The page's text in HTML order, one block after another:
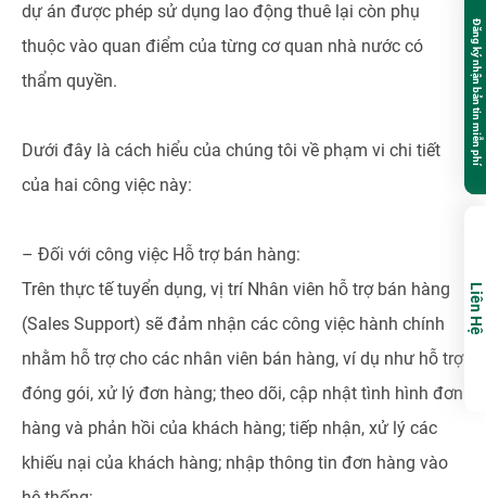
dự án được phép sử dụng lao động thuê lại còn phụ
thuộc vào quan điểm của từng cơ quan nhà nước có
thẩm quyền.
Dưới đây là cách hiểu của chúng tôi về phạm vi chi tiết
của hai công việc này:
– Đối với công việc Hỗ trợ bán hàng:
Trên thực tế tuyển dụng, vị trí Nhân viên hỗ trợ bán hàng
(Sales Support) sẽ đảm nhận các công việc hành chính
nhằm hỗ trợ cho các nhân viên bán hàng, ví dụ như hỗ trợ
đóng gói, xử lý đơn hàng; theo dõi, cập nhật tình hình đơn
hàng và phản hồi của khách hàng; tiếp nhận, xử lý các
khiếu nại của khách hàng; nhập thông tin đơn hàng vào
Đăng ký nhận bản tin miễn phí
Liên Hệ